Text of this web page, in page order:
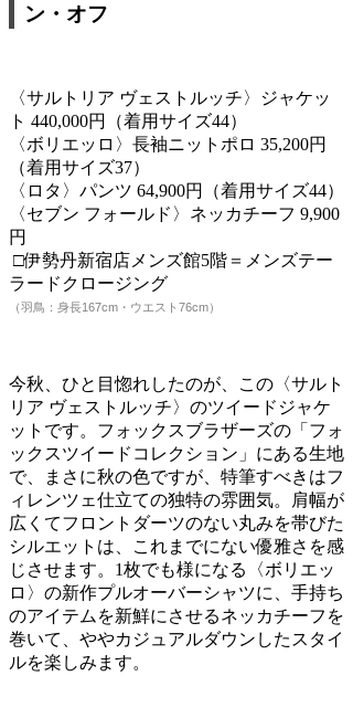
ン・オフ
〈サルトリア ヴェストルッチ〉ジャケッ
ト 440,000円（着用サイズ44）
〈ボリエッロ〉長袖ニットポロ 35,200円
（着用サイズ37）
〈ロタ〉パンツ 64,900円（着用サイズ44）
〈セブン フォールド〉ネッカチーフ 9,900
円
□伊勢丹新宿店メンズ館5階＝メンズテー
ラードクロージング
（羽鳥：身長167cm・ウエスト76cm）
今秋、ひと目惚れしたのが、この〈サルト
リア ヴェストルッチ〉のツイードジャケ
ットです。フォックスブラザーズの「フォ
ックスツイードコレクション」にある生地
で、まさに秋の色ですが、特筆すべきはフ
ィレンツェ仕立ての独特の雰囲気。肩幅が
広くてフロントダーツのない丸みを帯びた
シルエットは、これまでにない優雅さを感
じさせます。1枚でも様になる〈ボリエッ
ロ〉の新作プルオーバーシャツに、手持ち
のアイテムを新鮮にさせるネッカチーフを
巻いて、ややカジュアルダウンしたスタイ
ルを楽しみます。